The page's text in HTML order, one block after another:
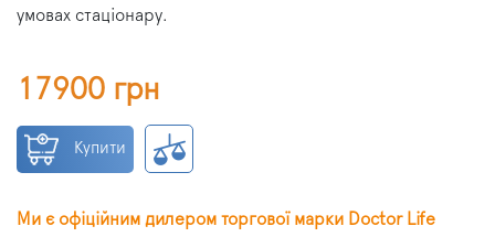
умовах стаціонару.
17900 грн
Купити
Ми є офіційним дилером торгової марки Doctor Life